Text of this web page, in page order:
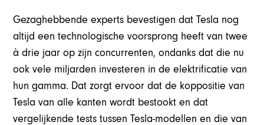
Gezaghebbende experts bevestigen dat Tesla nog
altijd een technologische voorsprong heeft van twee
à drie jaar op zijn concurrenten, ondanks dat die nu
ook vele miljarden investeren in de elektrificatie van
hun gamma. Dat zorgt ervoor dat de koppositie van
Tesla van alle kanten wordt bestookt en dat
vergelijkende tests tussen Tesla-modellen en die van